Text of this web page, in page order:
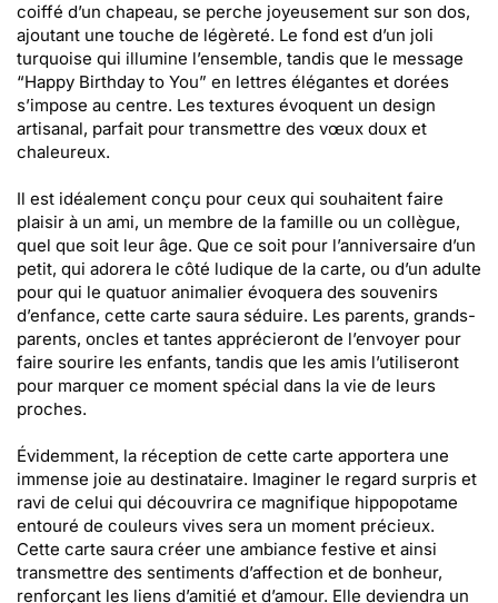
coiffé d’un chapeau, se perche joyeusement sur son dos,
ajoutant une touche de légèreté. Le fond est d’un joli
turquoise qui illumine l’ensemble, tandis que le message
“Happy Birthday to You” en lettres élégantes et dorées
s’impose au centre. Les textures évoquent un design
artisanal, parfait pour transmettre des vœux doux et
chaleureux.
Il est idéalement conçu pour ceux qui souhaitent faire
plaisir à un ami, un membre de la famille ou un collègue,
quel que soit leur âge. Que ce soit pour l’anniversaire d’un
petit, qui adorera le côté ludique de la carte, ou d’un adulte
pour qui le quatuor animalier évoquera des souvenirs
d’enfance, cette carte saura séduire. Les parents, grands-
parents, oncles et tantes apprécieront de l’envoyer pour
faire sourire les enfants, tandis que les amis l’utiliseront
pour marquer ce moment spécial dans la vie de leurs
proches.
Évidemment, la réception de cette carte apportera une
immense joie au destinataire. Imaginer le regard surpris et
ravi de celui qui découvrira ce magnifique hippopotame
entouré de couleurs vives sera un moment précieux.
Cette carte saura créer une ambiance festive et ainsi
transmettre des sentiments d’affection et de bonheur,
renforçant les liens d’amitié et d’amour. Elle deviendra un